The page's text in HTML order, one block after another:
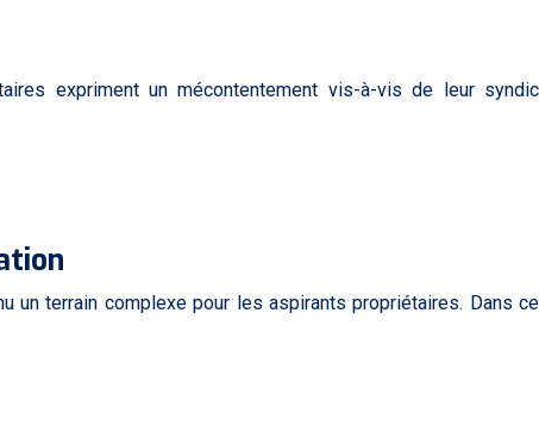
expriment un mécontentement vis-à-vis de leur syndic
un terrain complexe pour les aspirants propriétaires. Dans ce